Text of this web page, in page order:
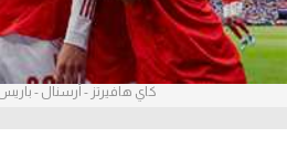
بطولات
أمريكا 2026
كاي هافيرتز - أرسنال -